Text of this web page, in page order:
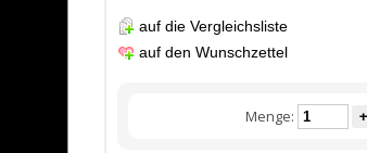
auf die Vergleichsliste
auf den Wunschzettel
Menge: +